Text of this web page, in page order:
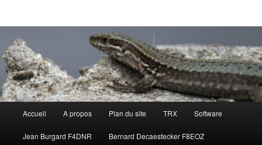
principal
Accueil A propos Plan du site TRX Software
Jean Burgard F4DNR Bernard Decaestecker F8EOZ